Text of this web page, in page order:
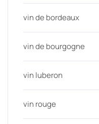
vin de bordeaux
vin de bourgogne
vin luberon
vin rouge